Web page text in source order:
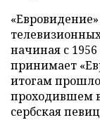
начиная с
принимает
итогам
проходившем
сербская